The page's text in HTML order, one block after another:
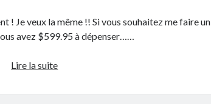
! Je veux la même !! Si vous souhaitez me faire un
avez $599.95 à dépenser……
Lire la suiteUne